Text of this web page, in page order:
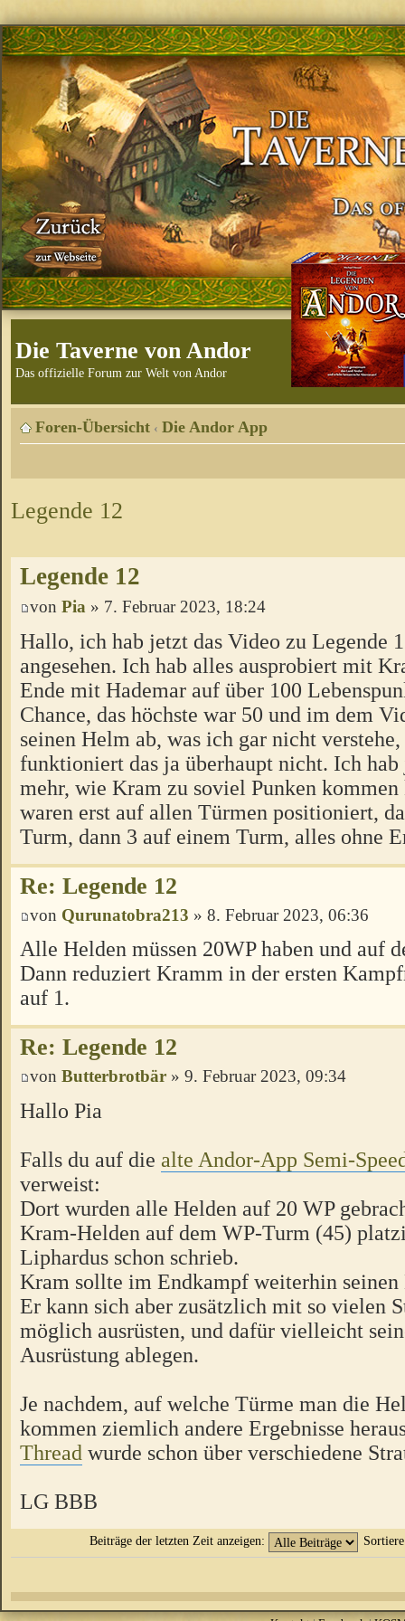
Die Taverne von Andor
Das offizielle Forum zur Welt von Andor
Foren-Übersicht ‹ Die Andor App
Legende 12
Legende 12
von Pia » 7. Februar 2023, 18:24
Hallo, ich hab jetzt das Video zu Legende
angesehen. Ich hab alles ausprobiert mit
Ende mit Hademar auf über 100
Chance, das höchste war 50 und im dem
seinen Helm ab, was ich gar nicht
funktioniert das ja überhaupt nicht. Ich
mehr, wie Kram zu soviel Punken
waren erst auf allen Türmen positioniert,
Turm, dann 3 auf einem Turm, alles ohne
Re: Legende 12
von Qurunatobra213 » 8. Februar 2023, 06:36
Alle Helden müssen 20WP haben und auf
Dann reduziert Kramm in der ersten
auf 1.
Re: Legende 12
von Butterbrotbär » 9. Februar 2023, 09:34
Hallo Pia
Falls du auf die alte Andor-App Semi-
verweist:
Dort wurden alle Helden auf 20 WP
Kram-Helden auf dem WP-Turm (45)
Liphardus schon schrieb.
Kram sollte im Endkampf weiterhin seinen
Er kann sich aber zusätzlich mit so vielen
möglich ausrüsten, und dafür vielleicht
Ausrüstung ablegen.
Je nachdem, auf welche Türme man die
kommen ziemlich andere Ergebnisse
Thread wurde schon über verschiedene
LG BBB
Beiträge der letzten Zeit anzeigen: